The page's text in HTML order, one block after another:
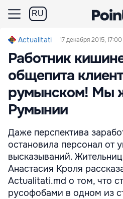
RU
Actualitati 17 декабря 2015, 17:00
Работник
общепита
румынском! Мы
Румынии
Даже перспектива
остановила персонал от
высказываний.
Анастасия Кроля
Actualitati.md о том, что
русофобами в одном из